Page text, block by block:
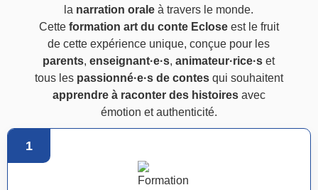
la narration orale à travers le monde.
Cette formation art du conte Ecloseest le fruit
de cette expérience unique, conçue pour les
parents,enseignant·e·s,animateur·rice·s et
tous les passionné·e·s de contesqui souhaitent
apprendre à raconter des histoiresavec
émotion et authenticité.
1